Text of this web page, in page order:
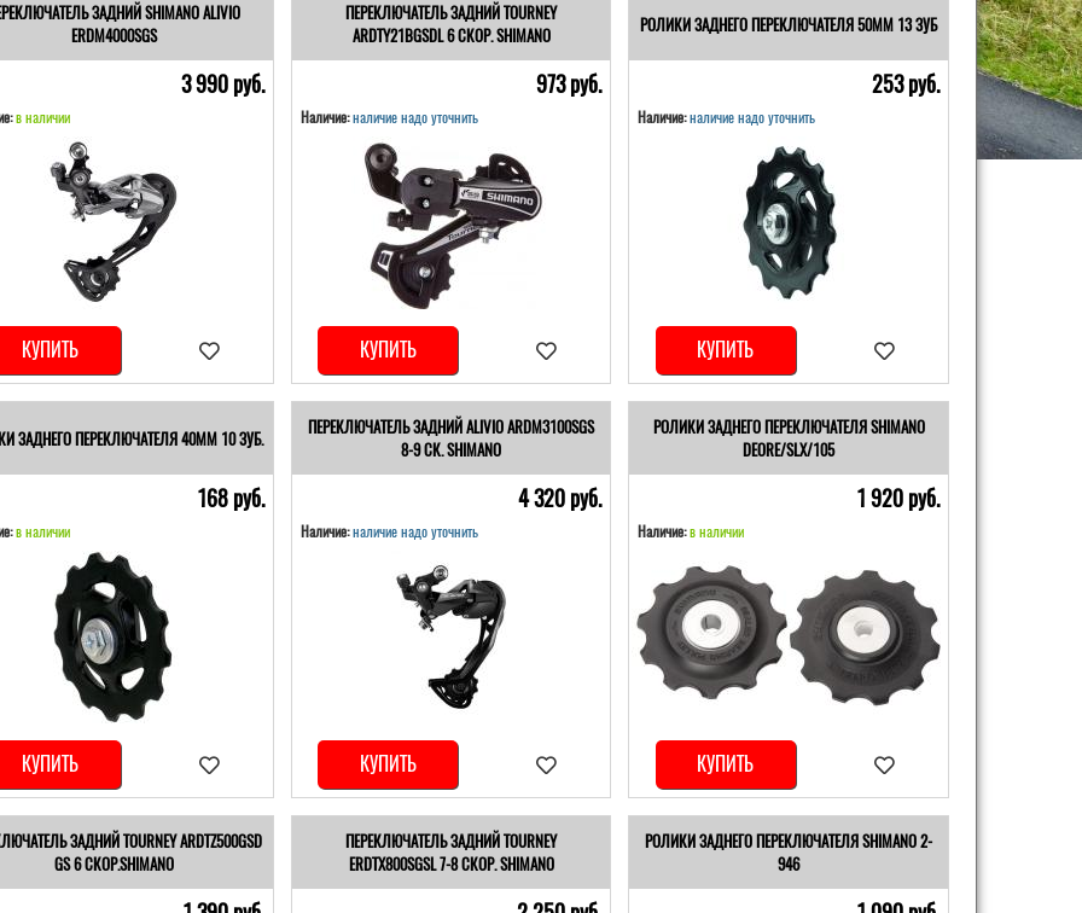
ЗАДНИЙ SHIMANO ALIVIO
ERDM4000SGS
3 990 pуб.
в наличии
КУПИТЬ
ПЕРЕКЛЮЧАТЕЛЬ ЗАДНИЙ TOURNEY
ARDTY21BGSDL 6 СКОР. SHIMANO
973 pуб.
Наличие:наличие надо уточнить
КУПИТЬ
РОЛИКИ ЗАДНЕГО ПЕРЕКЛЮЧАТЕЛЯ 50ММ 13 ЗУБ
253 pуб.
Наличие:наличие надо уточнить
КУПИТЬ
ЗАДНЕГО ПЕРЕКЛЮЧАТЕЛЯ 40ММ 10 ЗУБ.
168 pуб.
в наличии
КУПИТЬ
ПЕРЕКЛЮЧАТЕЛЬ ЗАДНИЙ ALIVIO ARDM3100SGS
8-9 СК. SHIMANO
4 320 pуб.
Наличие:наличие надо уточнить
КУПИТЬ
РОЛИКИ ЗАДНЕГО ПЕРЕКЛЮЧАТЕЛЯ SHIMANO
DEORE/SLX/105
1 920 pуб.
Наличие:в наличии
КУПИТЬ
ЗАДНИЙ TOURNEY ARDTZ500GSD
GS 6 СКОР.SHIMANO
ПЕРЕКЛЮЧАТЕЛЬ ЗАДНИЙ TOURNEY
ERDTX800SGSL 7-8 СКОР. SHIMANO
РОЛИКИ ЗАДНЕГО ПЕРЕКЛЮЧАТЕЛЯ SHIMANO 2-
946